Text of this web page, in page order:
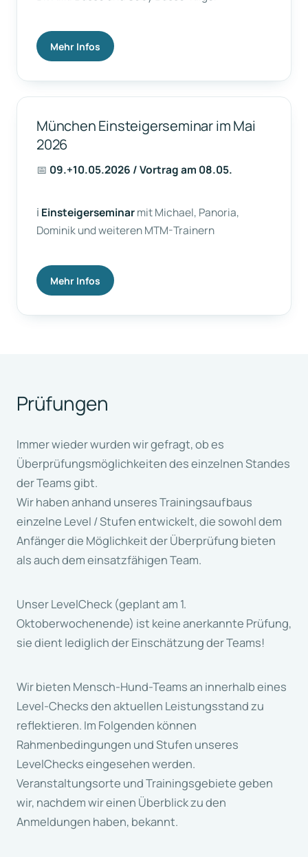
Mehr Infos
München Einsteigerseminar im Mai
2026
📅 09.+10.05.2026 / Vortrag am 08.05.
ℹ️ Einsteigerseminarmit Michael, Panoria,
Dominik und weiteren MTM-Trainern
Mehr Infos
Prüfungen
Immer wieder wurden wir gefragt, ob es
Überprüfungsmöglichkeiten des einzelnen Standes
der Teams gibt.
Wir haben anhand unseres Trainingsaufbaus
einzelne Level / Stufen entwickelt, die sowohl dem
Anfänger die Möglichkeit der Überprüfung bieten
als auch dem einsatzfähigen Team.
Unser LevelCheck (geplant am 1.
Oktoberwochenende) ist keine anerkannte Prüfung,
sie dient lediglich der Einschätzung der Teams!
Wir bieten Mensch-Hund-Teams an innerhalb eines
Level-Checks den aktuellen Leistungsstand zu
reflektieren. Im Folgenden können
Rahmenbedingungen und Stufen unseres
LevelChecks eingesehen werden.
Veranstaltungsorte und Trainingsgebiete geben
wir, nachdem wir einen Überblick zu den
Anmeldungen haben, bekannt.